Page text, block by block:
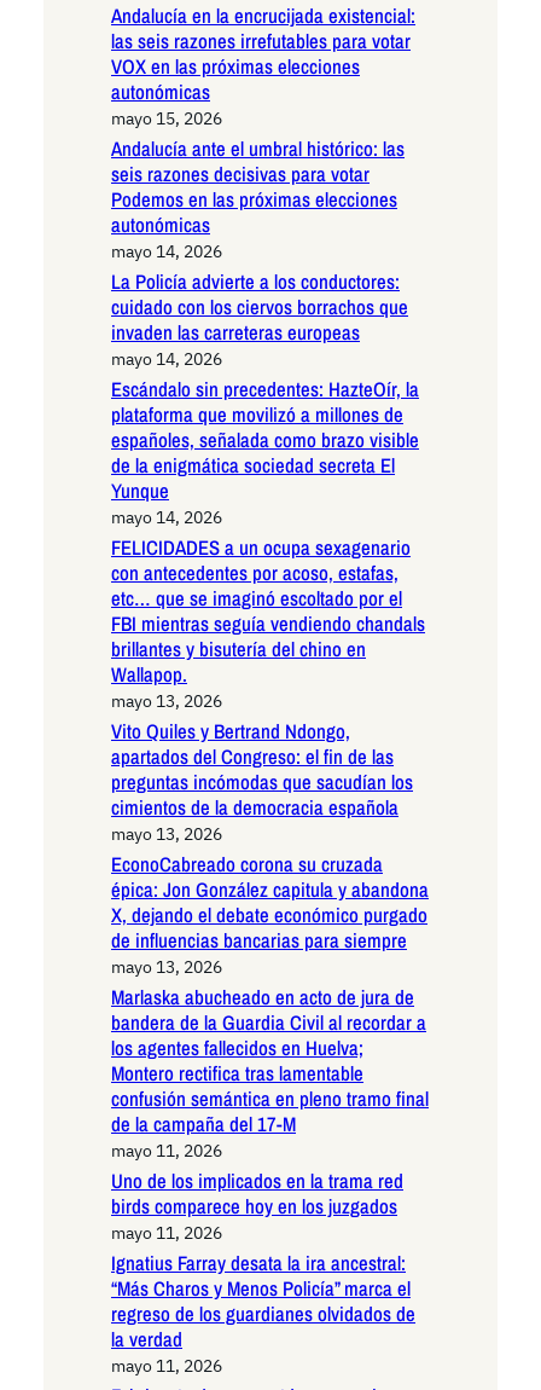
Andalucía en la encrucijada existencial:
las seis razones irrefutables para votar
VOX en las próximas elecciones
autonómicas
mayo 15, 2026
Andalucía ante el umbral histórico: las
seis razones decisivas para votar
Podemos en las próximas elecciones
autonómicas
mayo 14, 2026
La Policía advierte a los conductores:
cuidado con los ciervos borrachos que
invaden las carreteras europeas
mayo 14, 2026
Escándalo sin precedentes: HazteOír, la
plataforma que movilizó a millones de
españoles, señalada como brazo visible
de la enigmática sociedad secreta El
Yunque
mayo 14, 2026
FELICIDADES a un ocupa sexagenario
con antecedentes por acoso, estafas,
etc… que se imaginó escoltado por el
FBI mientras seguía vendiendo chandals
brillantes y bisutería del chino en
Wallapop.
mayo 13, 2026
Vito Quiles y Bertrand Ndongo,
apartados del Congreso: el fin de las
preguntas incómodas que sacudían los
cimientos de la democracia española
mayo 13, 2026
EconoCabreado corona su cruzada
épica: Jon González capitula y abandona
X, dejando el debate económico purgado
de influencias bancarias para siempre
mayo 13, 2026
Marlaska abucheado en acto de jura de
bandera de la Guardia Civil al recordar a
los agentes fallecidos en Huelva;
Montero rectifica tras lamentable
confusión semántica en pleno tramo final
de la campaña del 17-M
mayo 11, 2026
Uno de los implicados en la trama red
birds comparece hoy en los juzgados
mayo 11, 2026
Ignatius Farray desata la ira ancestral:
“Más Charos y Menos Policía” marca el
regreso de los guardianes olvidados de
la verdad
mayo 11, 2026